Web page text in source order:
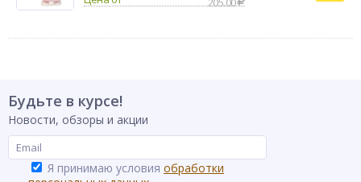
Будьте в курсе!
Новости, обзоры и акции
Я принимаю условия обработки